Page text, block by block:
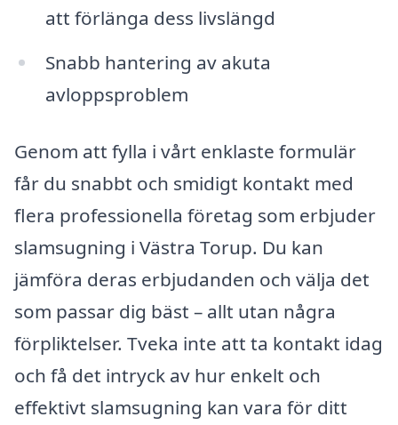
att förlänga dess livslängd
Snabb hantering av akuta
avloppsproblem
Genom att fylla i vårt enklaste formulär
får du snabbt och smidigt kontakt med
flera professionella företag som erbjuder
slamsugning i Västra Torup. Du kan
jämföra deras erbjudanden och välja det
som passar dig bäst – allt utan några
förpliktelser. Tveka inte att ta kontakt idag
och få det intryck av hur enkelt och
effektivt slamsugning kan vara för ditt